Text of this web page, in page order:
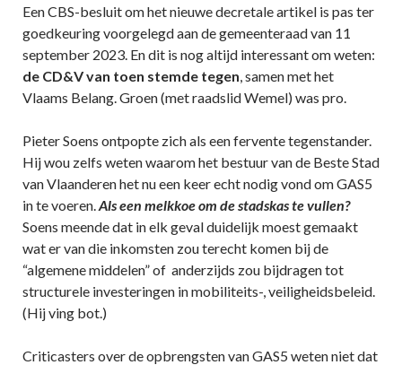
Een CBS-besluit om het nieuwe decretale artikel is pas ter
goedkeuring voorgelegd aan de gemeenteraad van 11
september 2023. En dit is nog altijd interessant om weten:
de CD&V van toen stemde tegen, samen met het
Vlaams Belang. Groen (met raadslid Wemel) was pro.
Pieter Soens ontpopte zich als een fervente tegenstander.
Hij wou zelfs weten waarom het bestuur van de Beste Stad
van Vlaanderen het nu een keer echt nodig vond om GAS5
in te voeren.Als een melkkoe om de stadskas te vullen?
Soens meende dat in elk geval duidelijk moest gemaakt
wat er van die inkomsten zou terecht komen bij de
“algemene middelen” of anderzijds zou bijdragen tot
structurele investeringen in mobiliteits-, veiligheidsbeleid.
(Hij ving bot.)
Criticasters over de opbrengsten van GAS5 weten niet dat